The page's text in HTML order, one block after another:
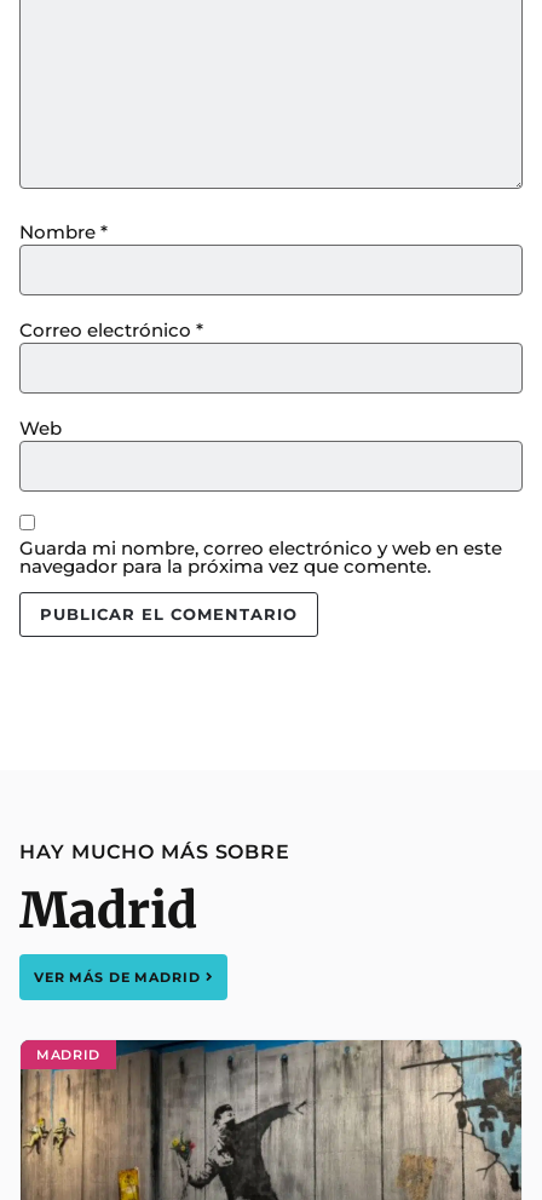
Nombre *
Correo electrónico *
Web
Guarda mi nombre, correo electrónico y web en este
navegador para la próxima vez que comente.
HAY MUCHO MÁS SOBRE
Madrid
VER MÁS DE MADRID
MADRID